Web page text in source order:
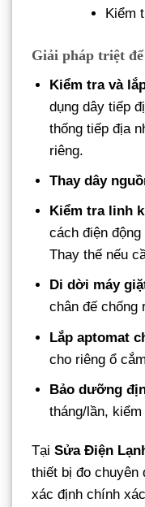
Kiểm
Giải pháp triệt
Kiểm tra và
dụng dây tiếp
thống tiếp địa
riêng.
Thay dây
Kiểm tra linh
cách điện
Thay thế nếu
Di dời máy
chân đế chống
Lắp aptomat
cho riêng ổ
Bảo dưỡng
tháng/lần,
Tại Sửa Điện
thiết bị đo chuyên
xác định chính